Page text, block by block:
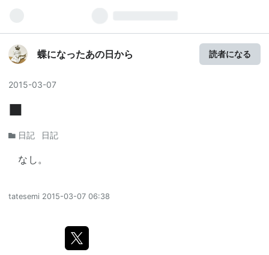
蝶になったあの日から 読者になる
2015-03-07
■
日記 日記
なし。
tatesemi 2015-03-07 06:38